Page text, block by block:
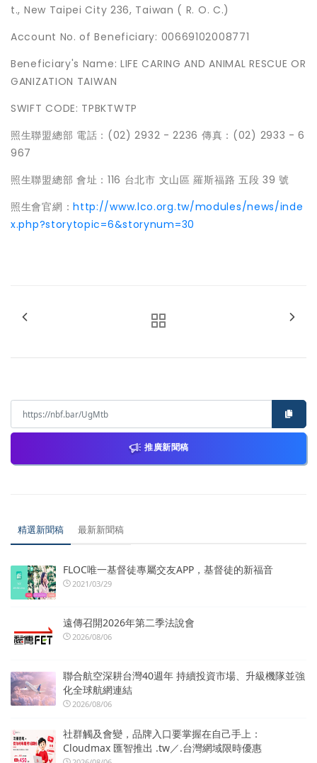
t., New Taipei City 236, Taiwan ( R. O. C.)
Account No. of Beneficiary: 00669102008771
Beneficiary's Name: LIFE CARING AND ANIMAL RESCUE OR
GANIZATION TAIWAN
SWIFT CODE: TPBKTWTP
照生聯盟總部 電話：(02) 2932 - 2236 傳真：(02) 2933 - 6
967
照生聯盟總部 會址：116 台北市 文山區 羅斯福路 五段 39 號
照生會官網：http://www.lco.org.tw/modules/news/inde
x.php?storytopic=6&storynum=30
推廣新聞稿
精選新聞稿 最新新聞稿
FLOC唯一基督徒專屬交友APP，基督徒的新福音
2021/03/29
遠傳召開2026年第二季法說會
2026/08/06
聯合航空深耕台灣40週年 持續投資市場、升級機隊並強
化全球航網連結
2026/08/06
社群觸及會變，品牌入口要掌握在自己手上：
Cloudmax 匯智推出 .tw／.台灣網域限時優惠